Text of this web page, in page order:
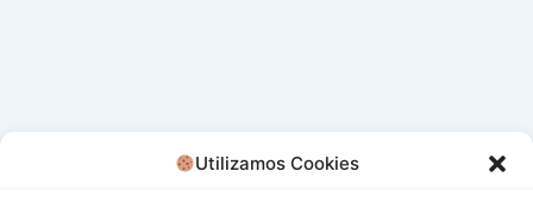
Utilizamos Cookies